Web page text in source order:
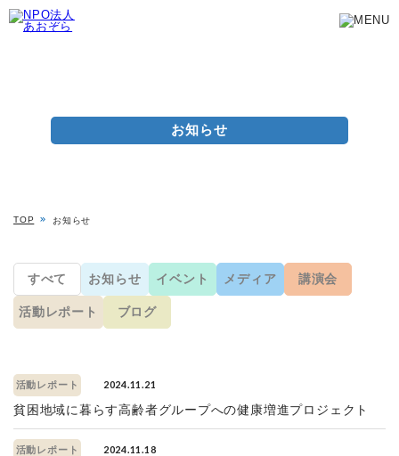
お知らせ
TOP お知らせ
すべて お知らせ イベント メディア 講演会
活動レポート ブログ
活動レポート 2024.11.21
貧困地域に暮らす高齢者グループへの健康増進プロジェクト
活動レポート 2024.11.18